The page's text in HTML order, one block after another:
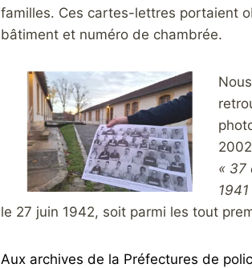
familles. Ces cartes-lettres portaient
bâtiment et numéro de chambrée.
« 37
le 27 juin 1942, soit parmi les tout
Aux archives de la Préfectures de